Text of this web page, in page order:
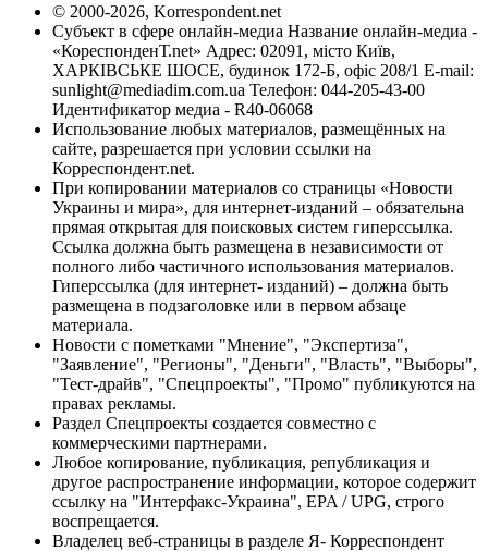
© 2000-2026, Korrespondent.net
Субъект в сфере онлайн-медиа Название онлайн-медиа -
«КореспонденТ.net» Адрес: 02091, місто Київ,
ХАРКІВСЬКЕ ШОСЕ, будинок 172-Б, офіс 208/1 E-mail:
sunlight@mediadim.com.ua Телефон: 044-205-43-00
Идентификатор медиа - R40-06068
Использование любых материалов, размещённых на
сайте, разрешается при условии ссылки на
Корреспондент.net.
При копировании материалов со страницы «Новости
Украины и мира», для интернет-изданий – обязательна
прямая открытая для поисковых систем гиперссылка.
Ссылка должна быть размещена в независимости от
полного либо частичного использования материалов.
Гиперссылка (для интернет- изданий) – должна быть
размещена в подзаголовке или в первом абзаце
материала.
Новости с пометками "Мнение", "Экспертиза",
"Заявление", "Регионы", "Деньги", "Власть", "Выборы",
"Тест-драйв", "Спецпроекты", "Промо" публикуются на
правах рекламы.
Раздел Спецпроекты создается совместно с
коммерческими партнерами.
Любое копирование, публикация, републикация и
другое распространение информации, которое содержит
ссылку на "Интерфакс-Украина", EPA / UPG, строго
воспрещается.
Владелец веб-страницы в разделе Я- Корреспондент